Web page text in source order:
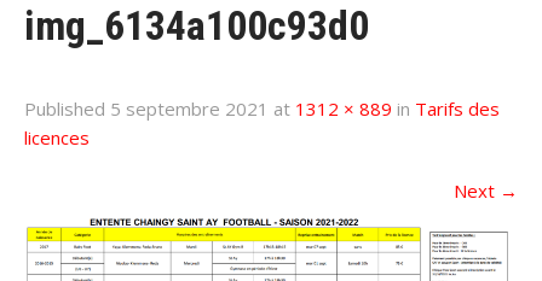
img_6134a100c93d0
Published 5 septembre 2021 at 1312 × 889 in Tarifs des
licences
Next →